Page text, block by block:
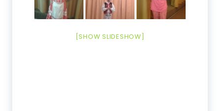
[SHOW SLIDESHOW]